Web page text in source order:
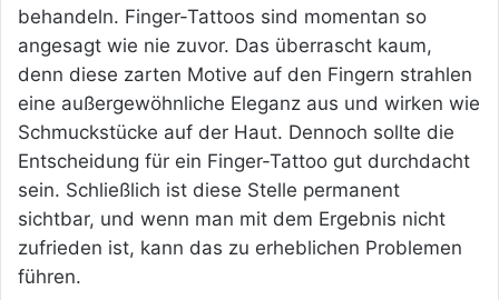
behandeln. Finger-Tattoos sind momentan so
angesagt wie nie zuvor. Das überrascht kaum,
denn diese zarten Motive auf den Fingern strahlen
eine außergewöhnliche Eleganz aus und wirken wie
Schmuckstücke auf der Haut. Dennoch sollte die
Entscheidung für ein Finger-Tattoo gut durchdacht
sein. Schließlich ist diese Stelle permanent
sichtbar, und wenn man mit dem Ergebnis nicht
zufrieden ist, kann das zu erheblichen Problemen
führen.